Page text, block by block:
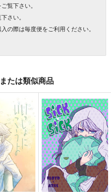
覧下さい。
さい。
の際は毎度便をご利用ください。
たは類似商品